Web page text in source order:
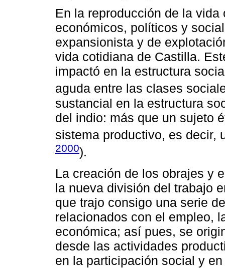
En la reproducción de la
económicos, políticos y
expansionista y de
vida cotidiana de Castilla.
impactó en la estructura
aguda entre las clases
sustancial en la estructura
del indio: más que un sujeto
sistema productivo, es decir,
2000).
La creación de los obrajes y
la nueva división del trabajo
que trajo consigo una serie
relacionados con el empleo,
económica; así pues, se
desde las actividades
en la participación social y